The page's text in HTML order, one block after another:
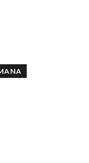
y en la